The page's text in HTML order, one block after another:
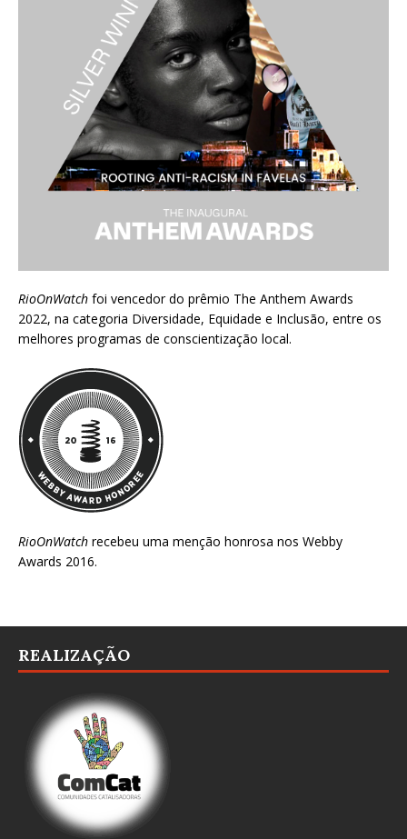
RioOnWatch foi vencedor do prêmio The Anthem Awards
2022, na categoria Diversidade, Equidade e Inclusão, entre os
melhores programas de conscientização local.
RioOnWatch recebeu uma menção honrosa nos Webby
Awards 2016.
REALIZAÇÃO